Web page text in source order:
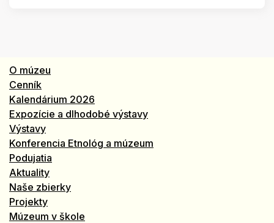
O múzeu
Cenník
Kalendárium 2026
Expozície a dlhodobé výstavy
Výstavy
Konferencia Etnológ a múzeum
Podujatia
Aktuality
Naše zbierky
Projekty
Múzeum v škole